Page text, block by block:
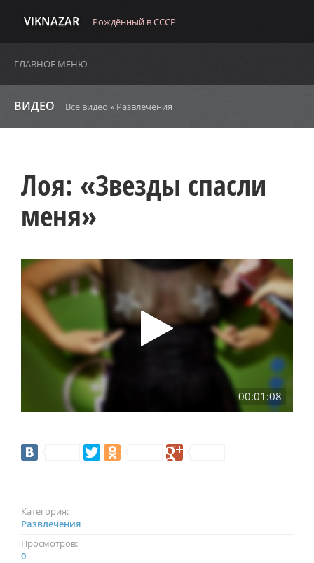
VIKNAZAR Рождённый в СССР
ГЛАВНОЕ МЕНЮ
ВИДЕО Все видео » Развлечения
Лоя: «Звезды спасли
меня»
00:01:08
Категория:
Развлечения
Просмотров:
0